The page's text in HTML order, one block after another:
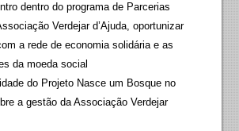
dentro do programa de Parcerias
Verdejar d’Ajuda, oportunizar
a rede de economia solidária e as
da moeda social
do Projeto Nasce um Bosque no
a gestão da Associação Verdejar